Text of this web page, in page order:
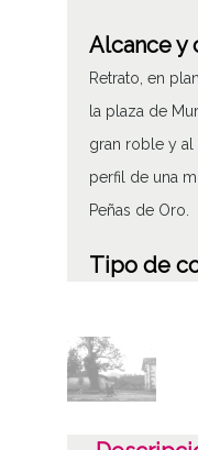
Alcance y
Retrato, en
la plaza de
gran roble y al
perfil de una
Peñas de Oro.
Tipo de
Soporte
Placa de vidrio
Fecha